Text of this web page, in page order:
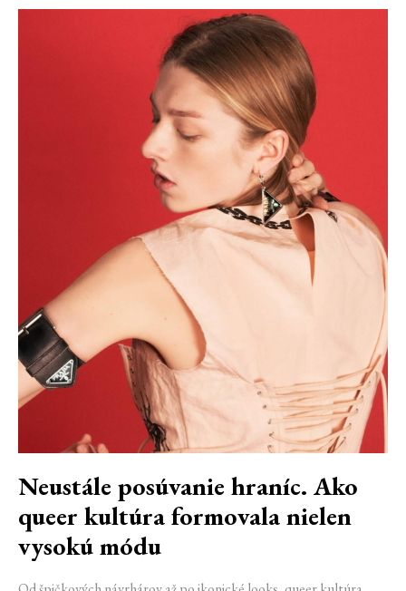
Neustále posúvanie hraníc. Ako
queer kultúra formovala nielen
vysokú módu